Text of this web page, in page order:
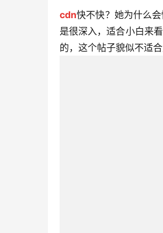
cdn快不快？她为什么
是很深入，适合小白来
的，这个帖子貌似不适